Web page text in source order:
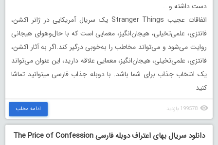
دست داشته و …
اتفاقات عجیب Stranger Things یک سریال آمریکایی در ژانر اکشن،
فانتزی، علمی‌تخیلی، هیجان‌انگیز، معمایی است که با حال‌وهوای هیجانی
روایت می‌شود و می‌تواند مخاطب را به‌خوبی درگیر کند.اگر به آثار اکشن،
فانتزی، علمی‌تخیلی، هیجان‌انگیز، معمایی علاقه دارید، این عنوان می‌تواند
یک انتخاب جذاب برای شما باشد. با دوبله جذاب فارسی میتوانید تماشا
کنید
199578 بازدید ادامه مطلب
دانلود سریال بهای اعتراف دوبله فارسی The Price of Confession